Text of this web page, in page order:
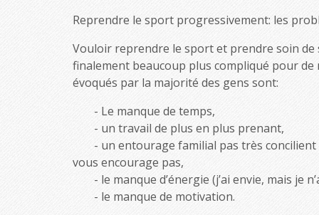
Reprendre le sport progressivement: les
Vouloir reprendre le sport et prendre soin de
finalement beaucoup plus compliqué pour
évoqués par la majorité des gens sont:
Le manque de temps,
un travail de plus en plus prenant,
un entourage familial pas très concilient
vous encourage pas,
le manque d’énergie (j’ai envie, mais je
le manque de motivation.